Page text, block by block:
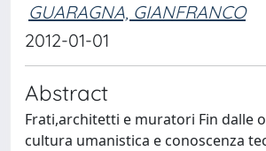
GUARAGNA, GIANFRANCO
2012-01-01
Abstract
Frati,architetti e muratori Fin dalle
cultura umanistica e conoscenza